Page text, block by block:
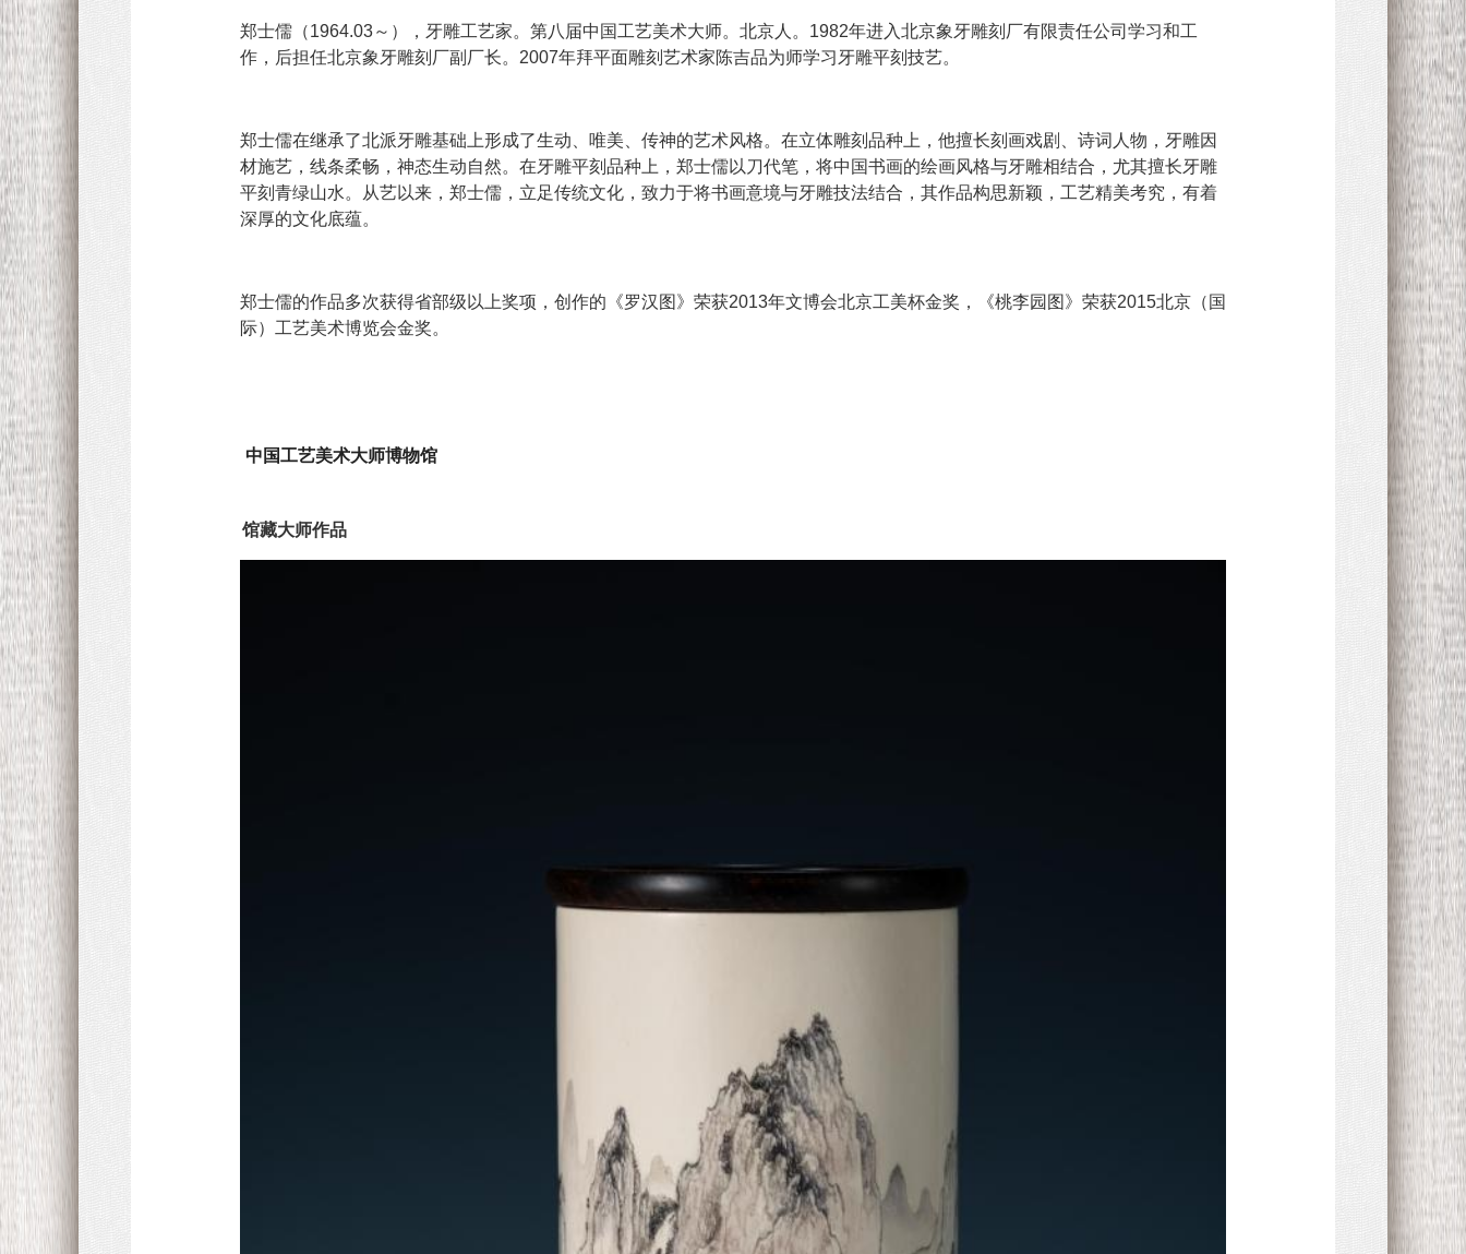
郑士儒（1964.03～），牙雕工艺家。第八届中国工艺美术大师。北京人。1982年进入北京象牙雕刻厂有限责任公司学习和工
作，后担任北京象牙雕刻厂副厂长。2007年拜平面雕刻艺术家陈吉品为师学习牙雕平刻技艺。
郑士儒在继承了北派牙雕基础上形成了生动、唯美、传神的艺术风格。在立体雕刻品种上，他擅长刻画戏剧、诗词人物，牙雕因
材施艺，线条柔畅，神态生动自然。在牙雕平刻品种上，郑士儒以刀代笔，将中国书画的绘画风格与牙雕相结合，尤其擅长牙雕
平刻青绿山水。从艺以来，郑士儒，立足传统文化，致力于将书画意境与牙雕技法结合，其作品构思新颖，工艺精美考究，有着
深厚的文化底蕴。
郑士儒的作品多次获得省部级以上奖项，创作的《罗汉图 》荣获2013年文博会北京工美杯金奖，《桃李园图》荣获2015北京（国
际）工艺美术博览会金奖。
中国工艺美术大师博物馆
馆藏大师作品